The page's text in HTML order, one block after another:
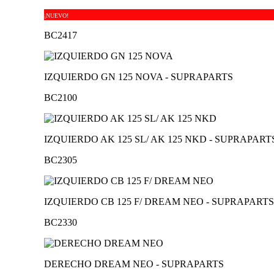
¡NUEVO!
BC2417
IZQUIERDO GN 125 NOVA - SUPRAPARTS
BC2100
IZQUIERDO AK 125 SL/ AK 125 NKD -
BC2305
IZQUIERDO CB 125 F/ DREAM NEO - SUPRAPARTS
BC2330
DERECHO DREAM NEO - SUPRAPARTS